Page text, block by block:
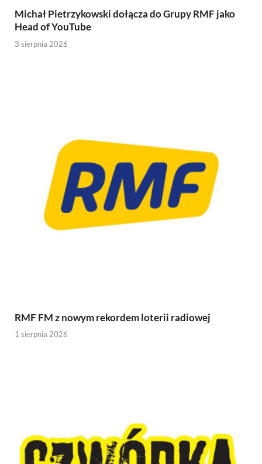
Michał Pietrzykowski dołącza do Grupy RMF jako
Head of YouTube
3 sierpnia 2026
RMF FM z nowym rekordem loterii radiowej
1 sierpnia 2026